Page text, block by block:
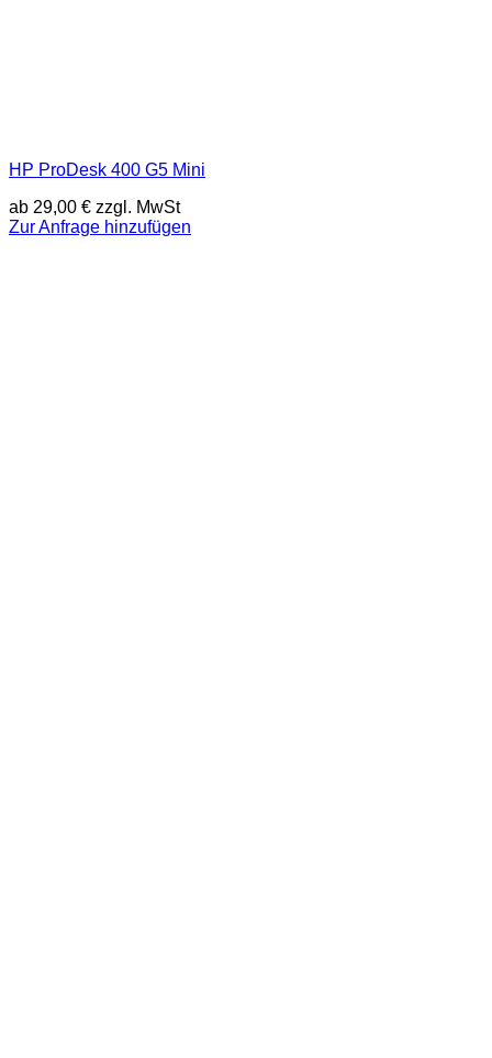
HP ProDesk 400 G5 Mini
ab 29,00 € zzgl. MwSt
Zur Anfrage hinzufügen